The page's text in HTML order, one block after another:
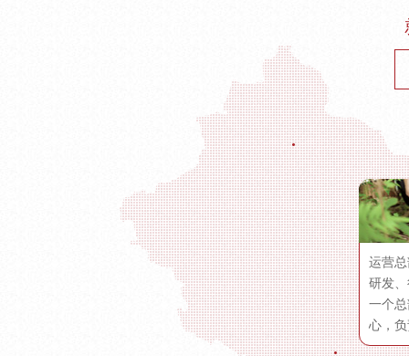
运营
研发
一个
心，